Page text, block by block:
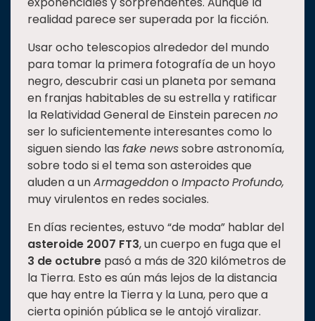
realidad parece ser superada por la ficción.
Usar ocho telescopios alrededor del mundo
para tomar la primera fotografía de un hoyo
negro, descubrir casi un planeta por semana
en franjas habitables de su estrella y ratificar
la Relatividad General de Einstein parecenno
ser lo suficientemente interesantes como lo
siguen siendo las fake newssobre astronomía,
sobre todo si el tema son asteroides que
aluden a unArmageddono ImpactoProfundo,
muy virulentos en redes sociales.
En días recientes, estuvo “de moda” hablar del
asteroide 2007 FT3, un cuerpo en fuga que el
3 de octubre pasó a más de 320 kilómetros de
la Tierra. Esto es aún más lejos de la distancia
que hay entre la Tierra y la Luna, pero que a
cierta opinión pública se le antojó viralizar.